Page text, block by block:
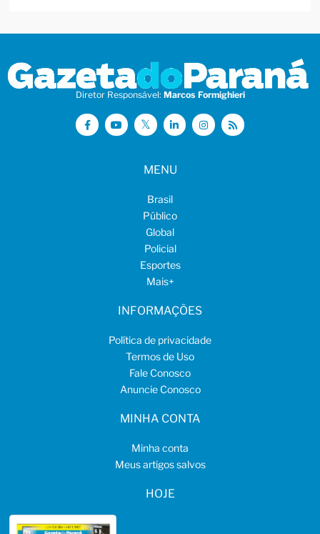
Diretor Responsável: Marcos Formighieri
MENU
Brasil
Público
Global
Policial
Esportes
Mais+
INFORMAÇÕES
Política de privacidade
Termos de Uso
Fale Conosco
Anuncie Conosco
MINHA CONTA
Minha conta
Meus artigos salvos
HOJE